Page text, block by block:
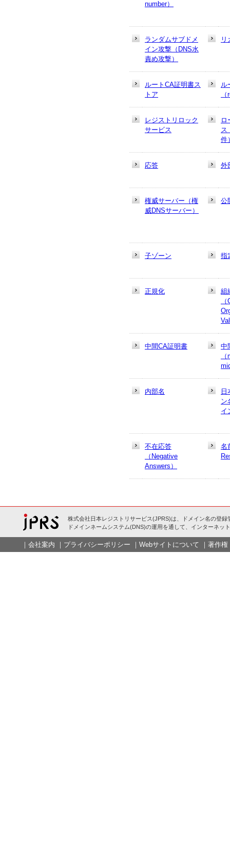
number）
ランダムサブドメ
イン攻撃（DNS水
責め攻撃）
リ
ルートCA証明書ス
トア
ル
レジストリロック
サービス
ロ
ス
件
応答 外
権威サーバー（権
威DNSサーバー）
公
子ゾーン 指
正規化
組
中間CA証明書
中
内部名
ン
イ
不在応答
（Negative
Answers）
名
株式会社日本レジストリサービス(JPRS)は、ドメイン名の登録
ドメインネームシステム(DNS)の運用を通して、インターネッ
｜ 会社案内 ｜ プライバシーポリシー ｜ Webサイトについて ｜ 著作権